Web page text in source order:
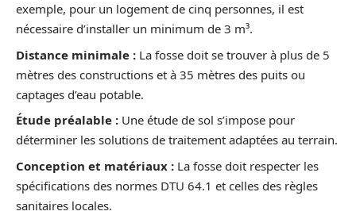
exemple, pour un logement de cinq personnes, il est
nécessaire d’installer un minimum de 3 m³.
Distance minimale : La fosse doit se trouver à plus de 5
mètres des constructions et à 35 mètres des puits ou
captages d’eau potable.
Étude préalable : Une étude de sol s’impose pour
déterminer les solutions de traitement adaptées au terrain.
Conception et matériaux : La fosse doit respecter les
spécifications des normes DTU 64.1 et celles des règles
sanitaires locales.